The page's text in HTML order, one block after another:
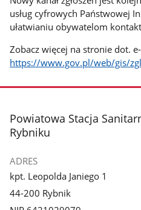
usług cyfrowych Państwowej
ułatwianiu obywatelom
Zobacz więcej na stronie dot. e-
https://www.gov.pl/web/gis/
stopka
Powiatowa Stacja
Rybniku
ADRES
kpt. Leopolda Janiego 1
44-200 Rybnik